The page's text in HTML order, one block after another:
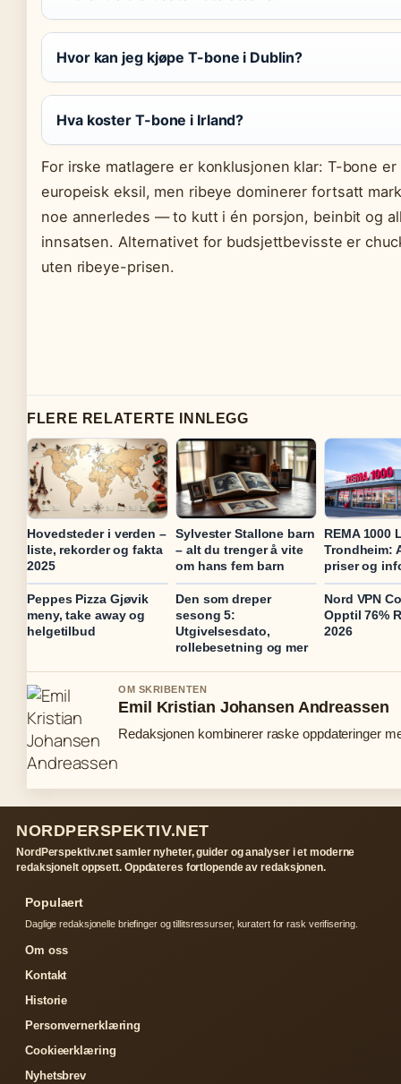
Hvor kan jeg kjøpe T-bone i Dublin?
Hva koster T-bone i Irland?
For irske matlagere er konklusjonen klar: T-bone
europeisk eksil, men ribeye dominerer fortsatt
noe annerledes — to kutt i én porsjon, beinbit og
innsatsen. Alternativet for budsjettbevisste er
uten ribeye-prisen.
FLERE RELATERTE INNLEGG
Hovedsteder i verden –
liste, rekorder og fakta
2025
Sylvester Stallone barn
– alt du trenger å vite
om hans fem barn
REMA 1000
Trondheim:
priser og
Peppes Pizza Gjøvik
meny, take away og
helgetilbud
Den som dreper
sesong 5:
Utgivelsesdato,
rollebesetning og mer
Nord VPN
Opptil 76%
2026
OM SKRIBENTEN
Emil Kristian Johansen Andreassen
Redaksjonen kombinerer raske oppdateringer
NORDPERSPEKTIV.NET
NordPerspektiv.net samler nyheter, guider og analyser i et moderne
redaksjonelt oppsett. Oppdateres fortlopende av redaksjonen.
Populaert
Daglige redaksjonelle briefinger og tillitsressurser, kuratert for rask verifisering.
Om oss
Kontakt
Historie
Personvernerklæring
Cookieerklæring
Nyhetsbrev